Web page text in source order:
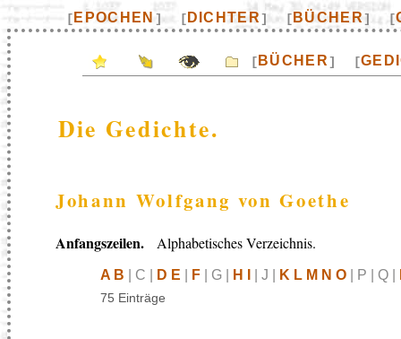
[ EPOCHEN ] [ DICHTER] [ BÜCHER] [
[ BÜCHER] [
Die Gedichte.
Johann Wolfgang von Goethe
Anfangszeilen. Alphabetisches Verzeichnis.
A B | C | D E F | G | H I | J | K L M N O | P | Q |
75 Einträge